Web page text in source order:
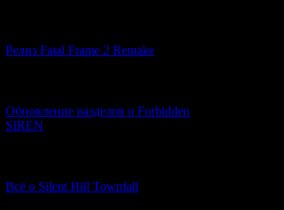
Релиз Fatal Frame 2 Remake
Обновление разделов о Forbidden
SIREN
Всё о Silent Hill Townfall